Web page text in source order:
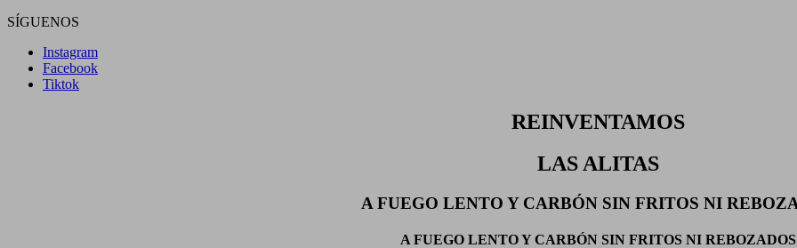
SÍGUENOS
Instagram
Facebook
Tiktok
REINVENTAMOS
LAS ALITAS
A FUEGO LENTO Y CARBÓN SIN FRITOS NI
A FUEGO LENTO Y CARBÓN SIN FRITOS NI REBOZADOS